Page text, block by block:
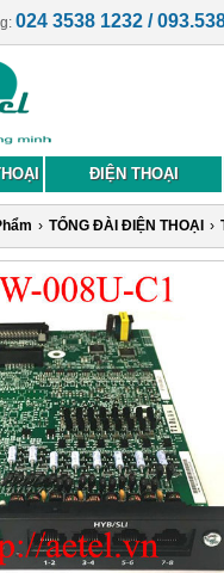
024 3538 1232 /
ĐIỆN THOẠI
› TỔNG ĐÀI ĐIỆN THOẠI ›